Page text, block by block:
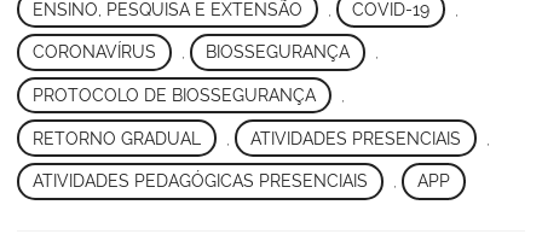
ENSINO, PESQUISA E EXTENSÃO COVID-19
CORONAVÍRUS , BIOSSEGURANÇA ,
PROTOCOLO DE BIOSSEGURANÇA
RETORNO GRADUAL ATIVIDADES PRESENCIAIS
ATIVIDADES PEDAGÓGICAS PRESENCIAIS , APP